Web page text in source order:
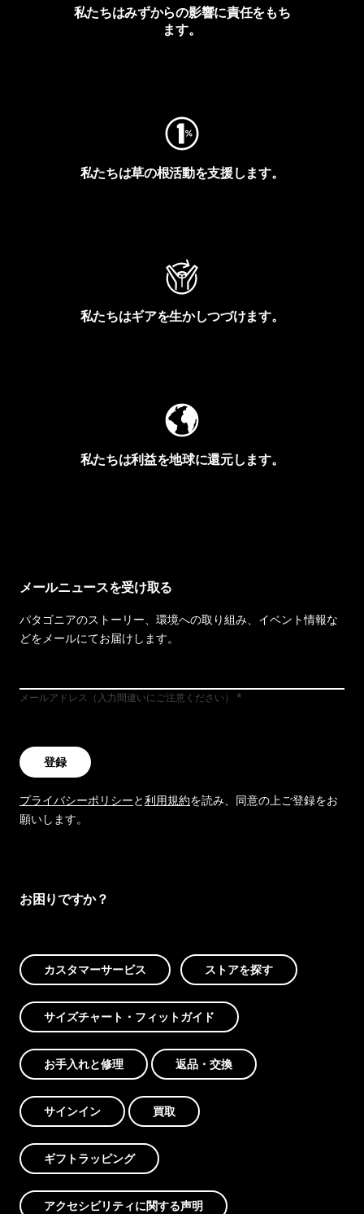
私たちはみずからの影響に責任をもち
ます。
私たちは草の根活動を支援します。
私たちはギアを生かしつづけます。
私たちは利益を地球に還元します。
メールニュースを受け取る
パタゴニアのストーリー、環境への取り組み、イベント情報な
どをメールにてお届けします。
メールアドレス（入力間違いにご注意ください）
登録
プライバシーポリシーと利用規約を読み、同意の上ご登録をお
願いします。
お困りですか？
カスタマーサービス ストアを探す
サイズチャート・フィットガイド
お手入れと修理 返品・交換
サインイン 買取
ギフトラッピング
アクセシビリティに関する声明